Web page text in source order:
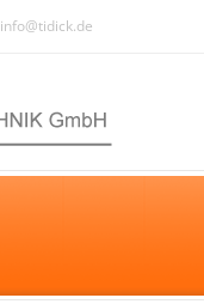
info@tidick.de